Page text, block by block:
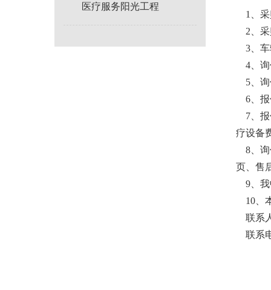
医疗服务阳光工程
1、采
2、采
3、车
4、询
5、询
6、报
7、报
疗设备
8、询
页、售
9、我
10、
联系
联系